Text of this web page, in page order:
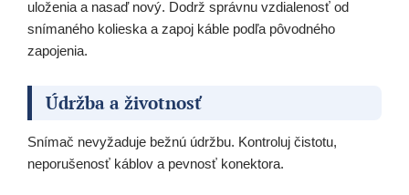
uloženia a nasaď nový. Dodrž správnu vzdialenosť od
snímaného kolieska a zapoj káble podľa pôvodného
zapojenia.
Údržba a životnosť
Snímač nevyžaduje bežnú údržbu. Kontroluj čistotu,
neporušenosť káblov a pevnosť konektora.